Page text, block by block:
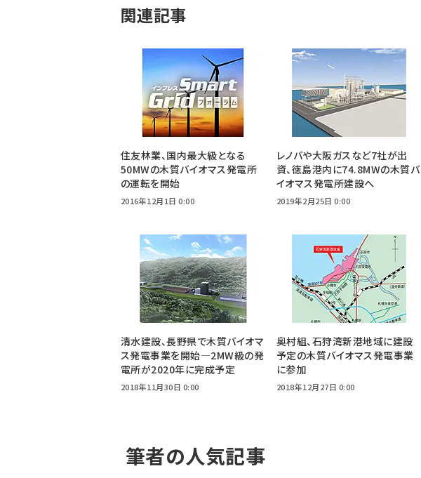
関連記事
住友林業、国内最大級となる
50MWの木質バイオマス発電所
の運転を開始
2016年12月1日 0:00
レノバや大阪ガスなど7社が出
資、徳島港内に74.8MWの木質バ
イオマス発電所建設へ
2019年2月25日 0:00
清水建設、長野県で木質バイオマ
ス発電事業を開始―2MW級の発
電所が2020年に完成予定
2018年11月30日 0:00
奥村組、石狩湾新港地域に建設
予定の木質バイオマス発電事業
に参加
2018年12月27日 0:00
筆者の人気記事